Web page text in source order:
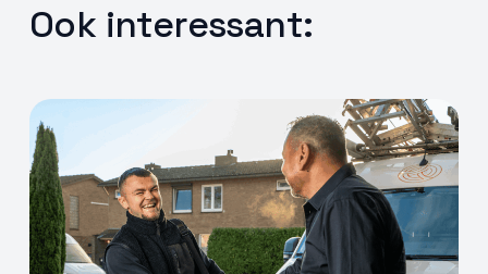
Ook interessant: